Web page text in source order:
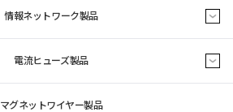
情報ネットワーク製品
電流ヒューズ製品
マグネットワイヤー製品